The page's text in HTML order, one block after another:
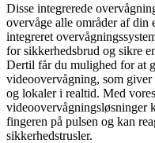
Disse integrerede
overvåge alle områder af din
integreret
for sikkerhedsbrud og sikre
Dertil får du mulighed for at
videoovervågning, som
og lokaler i realtid. Med
videoovervågningsløsninger
fingeren på pulsen og kan
sikkerhedstrusler.